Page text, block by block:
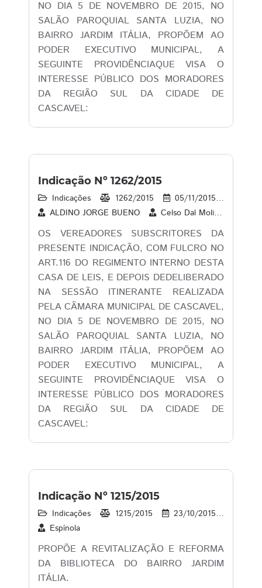
NO DIA 5 DE NOVEMBRO DE 2015, NO
SALÃO PAROQUIAL SANTA LUZIA, NO
BAIRRO JARDIM ITÁLIA, PROPÕEM AO
PODER EXECUTIVO MUNICIPAL, A
SEGUINTE PROVIDÊNCIAQUE VISA O
INTERESSE PÚBLICO DOS MORADORES
DA REGIÃO SUL DA CIDADE DE
CASCAVEL:
Indicação Nº 1262/2015
Indicações 1262/2015 05/11/2015
ALDINO JORGE BUENO
Celso Dal Molin
OS VEREADORES SUBSCRITORES DA
PRESENTE INDICAÇÃO, COM FULCRO NO
ART.116 DO REGIMENTO INTERNO DESTA
CASA DE LEIS, E DEPOIS DEDELIBERADO
NA SESSÃO ITINERANTE REALIZADA
PELA CÂMARA MUNICIPAL DE CASCAVEL,
NO DIA 5 DE NOVEMBRO DE 2015, NO
SALÃO PAROQUIAL SANTA LUZIA, NO
BAIRRO JARDIM ITÁLIA, PROPÕEM AO
PODER EXECUTIVO MUNICIPAL, A
SEGUINTE PROVIDÊNCIAQUE VISA O
INTERESSE PÚBLICO DOS MORADORES
DA REGIÃO SUL DA CIDADE DE
CASCAVEL:
Indicação Nº 1215/2015
Indicações 1215/2015 23/10/2015
Espínola
PROPÕE A REVITALIZAÇÃO E REFORMA
DA BIBLIOTECA DO BAIRRO JARDIM
ITÁLIA.